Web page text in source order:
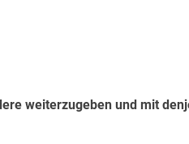
weiterzugeben und mit